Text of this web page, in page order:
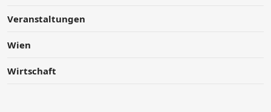
Veranstaltungen
Wien
Wirtschaft